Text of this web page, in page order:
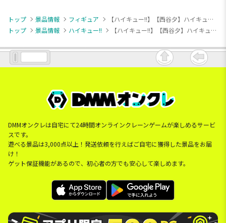
トップ 景品情報 フィギュア
【ハイキュー!!】【西谷夕】ハイキュー!! ぬーどるストッパーフィギュアー西谷 夕ー
トップ
景品情報 ハイキュー!! 【ハイキュー!!】【西谷夕】ハイキュー!! ぬーどるストッパーフィギュアー西谷 夕ー
DMMオンクレは自宅にて24時間オンラインクレーンゲームが楽しめるサービ
スです。
遊べる景品は3,000点以上！発送依頼を行えばご自宅に獲得した景品をお届
け！
ゲット保証機能があるので、初心者の方でも安心して楽しめます。